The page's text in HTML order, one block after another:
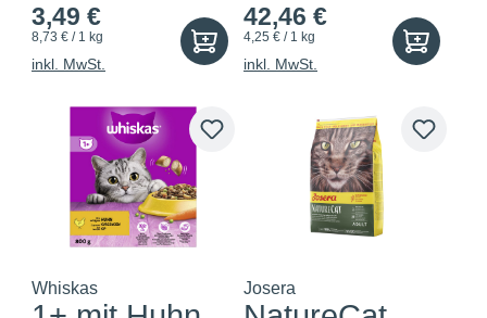
3,49 €
8,73 € / 1 kg
inkl. MwSt.
42,46 €
4,25 € / 1 kg
inkl. MwSt.
Whiskas Josera